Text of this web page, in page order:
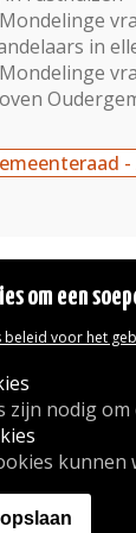
in
om een
voor het
zijn nodig
kunnen